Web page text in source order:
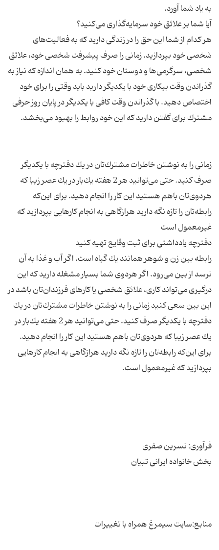
هر كدام از شما این حق را در زندگی دارید كه به فعالیت‌های
شخصی خود بپردازید. زمانی را صرف پیشرفت شخصی خود، علائق
شخصی، سرگرمی‌ها و دوستان خود كنید. به همان اندازه كه نیاز به
گذراندن وقت بیكاری خود با یكدیگر دارید باید وقتی را برای خود
اختصاص دهید. با گذراندن وقت كافی با یكدیگر در پایان روز حرفی
زمانی را به نوشتن خاطرات مشترك‌تان در یك دفترچه با یكدیگر
صرف كنید. حتی می‌توانید هر 2 هفته یك‌بار در یك عصر زیبا كه
هردوی‌تان باهم هستید این كار را انجام دهید. برای این‌كه
رابطه‌تان را تازه نگه دارید هرازگاهی به انجام كارهایی بپردازید كه
رابطه بین زن و شوهر همانند یك گیاه است. اگر آب و غذا به آن
نرسد از بین می‌رود. اگر هردوی شما بسیار مشغله دارید كه این
در‌گیری می‌تواند كاری، علائق شخصی یا كارهای فرزندان‌تان باشد در
این بین سعی كنید زمانی را به نوشتن خاطرات مشترك‌تان در یك
دفترچه با یكدیگر صرف كنید. حتی می‌توانید هر 2 هفته یك‌بار در
یك عصر زیبا كه هردوی‌تان باهم هستید این كار را انجام دهید.
برای این‌كه رابطه‌تان را تازه نگه دارید هرازگاهی به انجام كارهایی